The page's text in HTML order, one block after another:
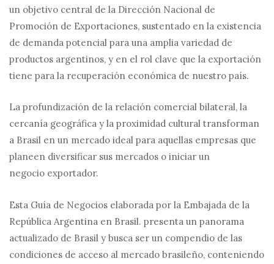
un objetivo central de la Dirección Nacional de
Promoción de Exportaciones, sustentado en la existencia
de demanda potencial para una amplia variedad de
productos argentinos, y en el rol clave que la exportación
tiene para la recuperación económica de nuestro país.
La profundización de la relación comercial bilateral, la
cercanía geográfica y la proximidad cultural transforman
a Brasil en un mercado ideal para aquellas empresas que
planeen diversificar sus mercados o iniciar un
negocio exportador.
Esta Guía de Negocios elaborada por la Embajada de la
República Argentina en Brasil. presenta un panorama
actualizado de Brasil y busca ser un compendio de las
condiciones de acceso al mercado brasileño, conteniendo